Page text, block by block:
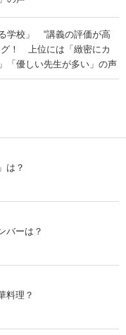
学校」 “講義の評価が高
グ！ 上位には「緻密にカ
「優しい先生が多い」の声
は？
バーは？
料理？